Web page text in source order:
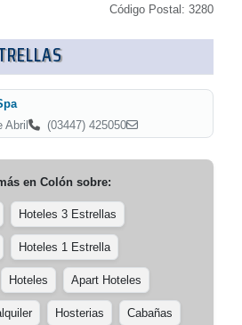
Código Postal: 3280
Abril
(03447) 425050
en Colónsobre:
Hoteles 3 Estrellas
Hoteles 1 Estrella
Hoteles Apart Hoteles
Hosterias Cabañas